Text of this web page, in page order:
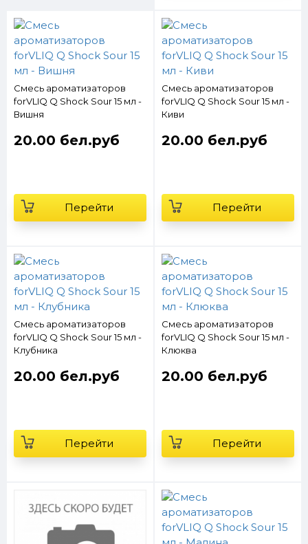
Смесь ароматизаторов
forVLIQ Q Shock Sour 15 мл -
Вишня
20.00 бел.руб
Перейти
Смесь ароматизаторов
forVLIQ Q Shock Sour 15 мл -
Киви
20.00 бел.руб
Перейти
Смесь ароматизаторов
forVLIQ Q Shock Sour 15 мл -
Клубника
20.00 бел.руб
Перейти
Смесь ароматизаторов
forVLIQ Q Shock Sour 15 мл -
Клюква
20.00 бел.руб
Перейти